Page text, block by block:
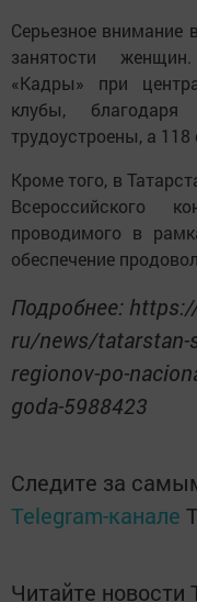
Серьезное внимание
занятости
«Кадры» при
клубы,
трудоустроены, а
Кроме того, в
Всероссийского
проводимого в
обеспечение
Подробнее:
ru/news/tatarstan-
regionov-po-
goda-5988423
Следите за
Telegram-канале
Читайте новости